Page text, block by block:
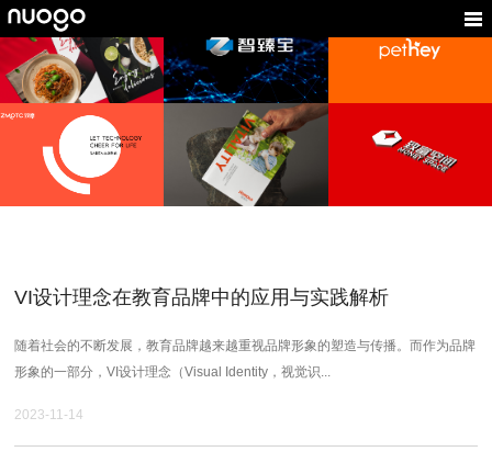
沃恬
食品VI设计,企业VI设计,
深圳品牌设计
致摩科技
ZMOTG
logo设计，VI设计，品
牌设计，跨境电商VI设
手表品牌设计,电子VI设
计,电子画册设计
溶美乐
食品VI设计,产品LOGO
设计,深圳品牌设计
宠物品牌形象设计,宠物
致富空间
投资管理VI设计,企业品
VI设计理念在教育品牌中的应用与实践解析
随着社会的不断发展，教育品牌越来越重视品牌形象的塑造与传播。而作为品牌
形象的一部分，VI设计理念（Visual Identity，视觉识...
2023-11-14